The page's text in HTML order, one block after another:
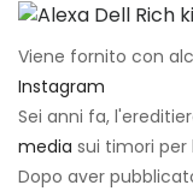
Viene fornito con
Instagram
Sei anni fa,
media sui timori per
Dopo aver